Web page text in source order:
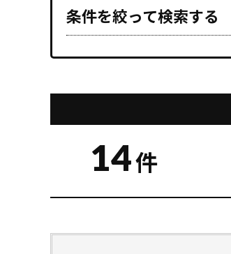
条件を絞って検索する
14件